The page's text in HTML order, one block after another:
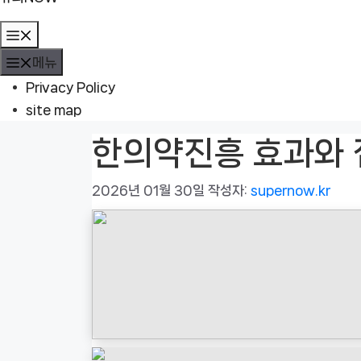
뉴
메뉴
Privacy Policy
site map
한의약진흥 효과와
2026년 01월 30일 작성자: supernow.kr